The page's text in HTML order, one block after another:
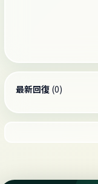
最新回復 (0)